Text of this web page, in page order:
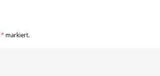
* markiert.